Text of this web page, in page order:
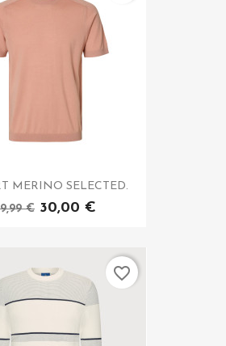
MERINO SELECTED.
€ 30,00 €
favorite_border